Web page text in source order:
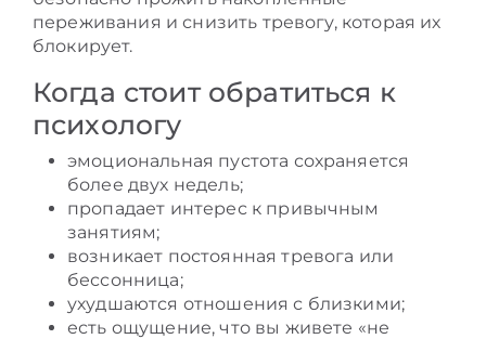
переживания и снизить тревогу, которая их
блокирует.
Когда стоит обратиться к
психологу
эмоциональная пустота сохраняется
более двух недель;
пропадает интерес к привычным
занятиям;
возникает постоянная тревога или
бессонница;
ухудшаются отношения с близкими;
есть ощущение, что вы живете «не